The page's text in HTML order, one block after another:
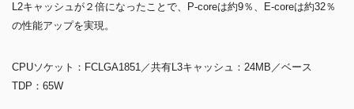
L2キャッシュが２倍になったことで、P-coreは約9％、E-coreは約32％
の性能アップを実現。
CPUソケット：FCLGA1851／共有L3キャッシュ：24MB／ベース
TDP：65W